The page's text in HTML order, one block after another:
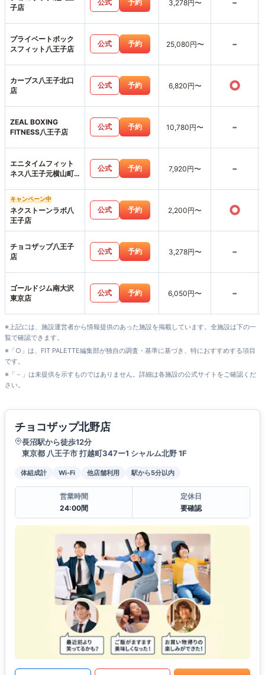
子店
公式 予約 3,278円〜
プライベートボック
スフィット八王子店
公式 予約 25,080円〜 -
カーブス八王子北口
店
公式 予約 6,820円〜 ○
ZEAL BOXING
FITNESS八王子店
公式 予約 10,780円〜 -
エニタイムフィット
ネス八王子元横山町
公式 予約 7,920円〜 -
キャンペーン中
ネクストーンラボ八
王子店
公式 予約 2,200円〜 ○
チョコザップ八王子
店
公式 予約 3,278円〜 -
ゴールドジム南大沢
東京店
公式 予約 6,050円〜 -
※上記には、施設運営者から情報提供のあった施設を掲載しています。全施設は下の一
覧で確認できます。
※「○」は、FIT PALETTE編集部が独自の調査・基準に基づき、特におすすめする項目
です。
※「－」は未提供を示すものではありません。詳細は各施設の公式サイトをご確認くだ
さい。
チョコザップ北野店
長沼駅から徒歩12分
東京都 八王子市 打越町347ー1 シャルム北野 1F
体組成計 Wi-Fi 他店舗利用 駅から5分以内
営業時間
24:00間
定休日
要確認